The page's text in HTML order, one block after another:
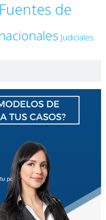
Fuentes de
Judiciales